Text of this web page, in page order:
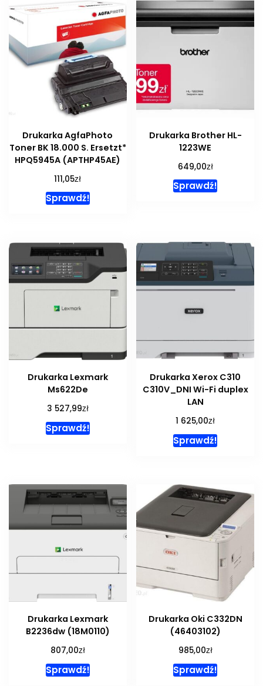
Drukarka AgfaPhoto
Toner BK 18.000 S. Ersetzt*
HPQ5945A (APTHP45AE)
111,05zł
Sprawdź!
Drukarka Brother HL-
1223WE
649,00zł
Sprawdź!
Drukarka Lexmark
Ms622De
3 527,99zł
Sprawdź!
Drukarka Xerox C310
C310V_DNI Wi-Fi duplex
LAN
1 625,00zł
Sprawdź!
Drukarka Lexmark
B2236dw (18M0110)
807,00zł
Sprawdź!
Drukarka Oki C332DN
(46403102)
985,00zł
Sprawdź!